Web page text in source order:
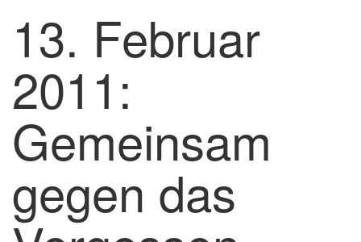
13. Februar
2011:
Gemeinsam
gegen das